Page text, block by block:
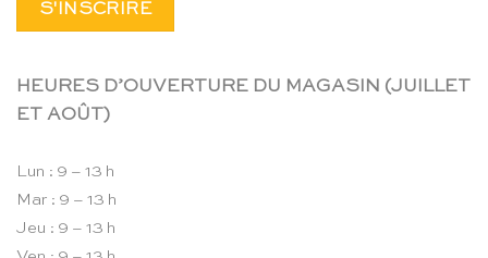
HEURES D’OUVERTURE DU MAGASIN (JUILLET
ET AOÛT)
Lun : 9 – 13 h
Mar : 9 – 13 h
Jeu : 9 – 13 h